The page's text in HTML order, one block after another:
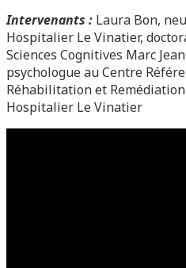
Intervenants : Laura Bon,
Hospitalier Le Vinatier,
Sciences Cognitives Marc
psychologue au Centre
Réhabilitation et
Hospitalier Le Vinatier